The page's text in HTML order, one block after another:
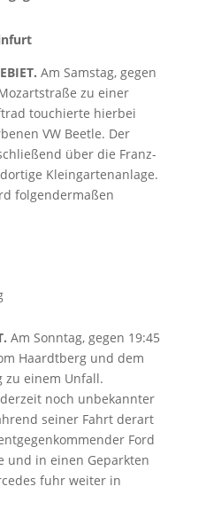
Am Samstag, gegen
zu einer
touchierte hierbei
VW Beetle. Der
über die Franz-
Kleingartenanlage.
folgendermaßen
Am Sonntag, gegen 19:45
Haardtberg und dem
zu einem Unfall.
noch unbekannter
seiner Fahrt derart
Ford
und in einen Geparkten
fuhr weiter in